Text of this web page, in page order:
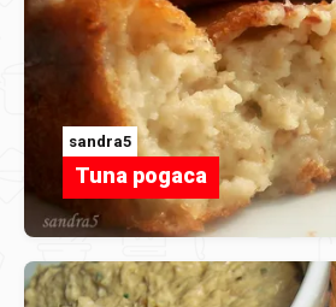
sandra5
Tuna pogaca